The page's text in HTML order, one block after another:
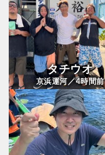
タチウオ
京浜運河／4時間前